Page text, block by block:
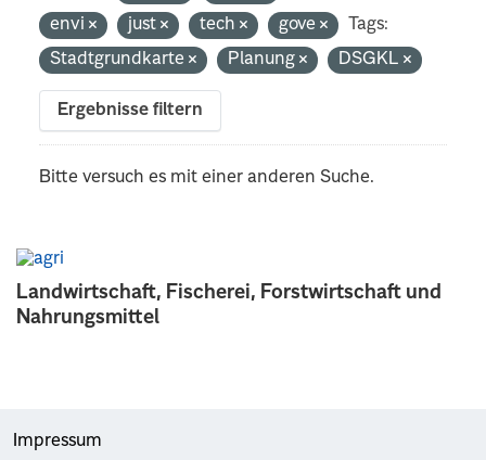
Landwirtschaft, Fischerei, Forstwirtschaft und
Nahrungsmittel
envi
just tech gove
Tags:
Stadtgrundkarte
Planung DSGKL
Ergebnisse filtern
Bitte versuch es mit einer anderen Suche.
Impressum